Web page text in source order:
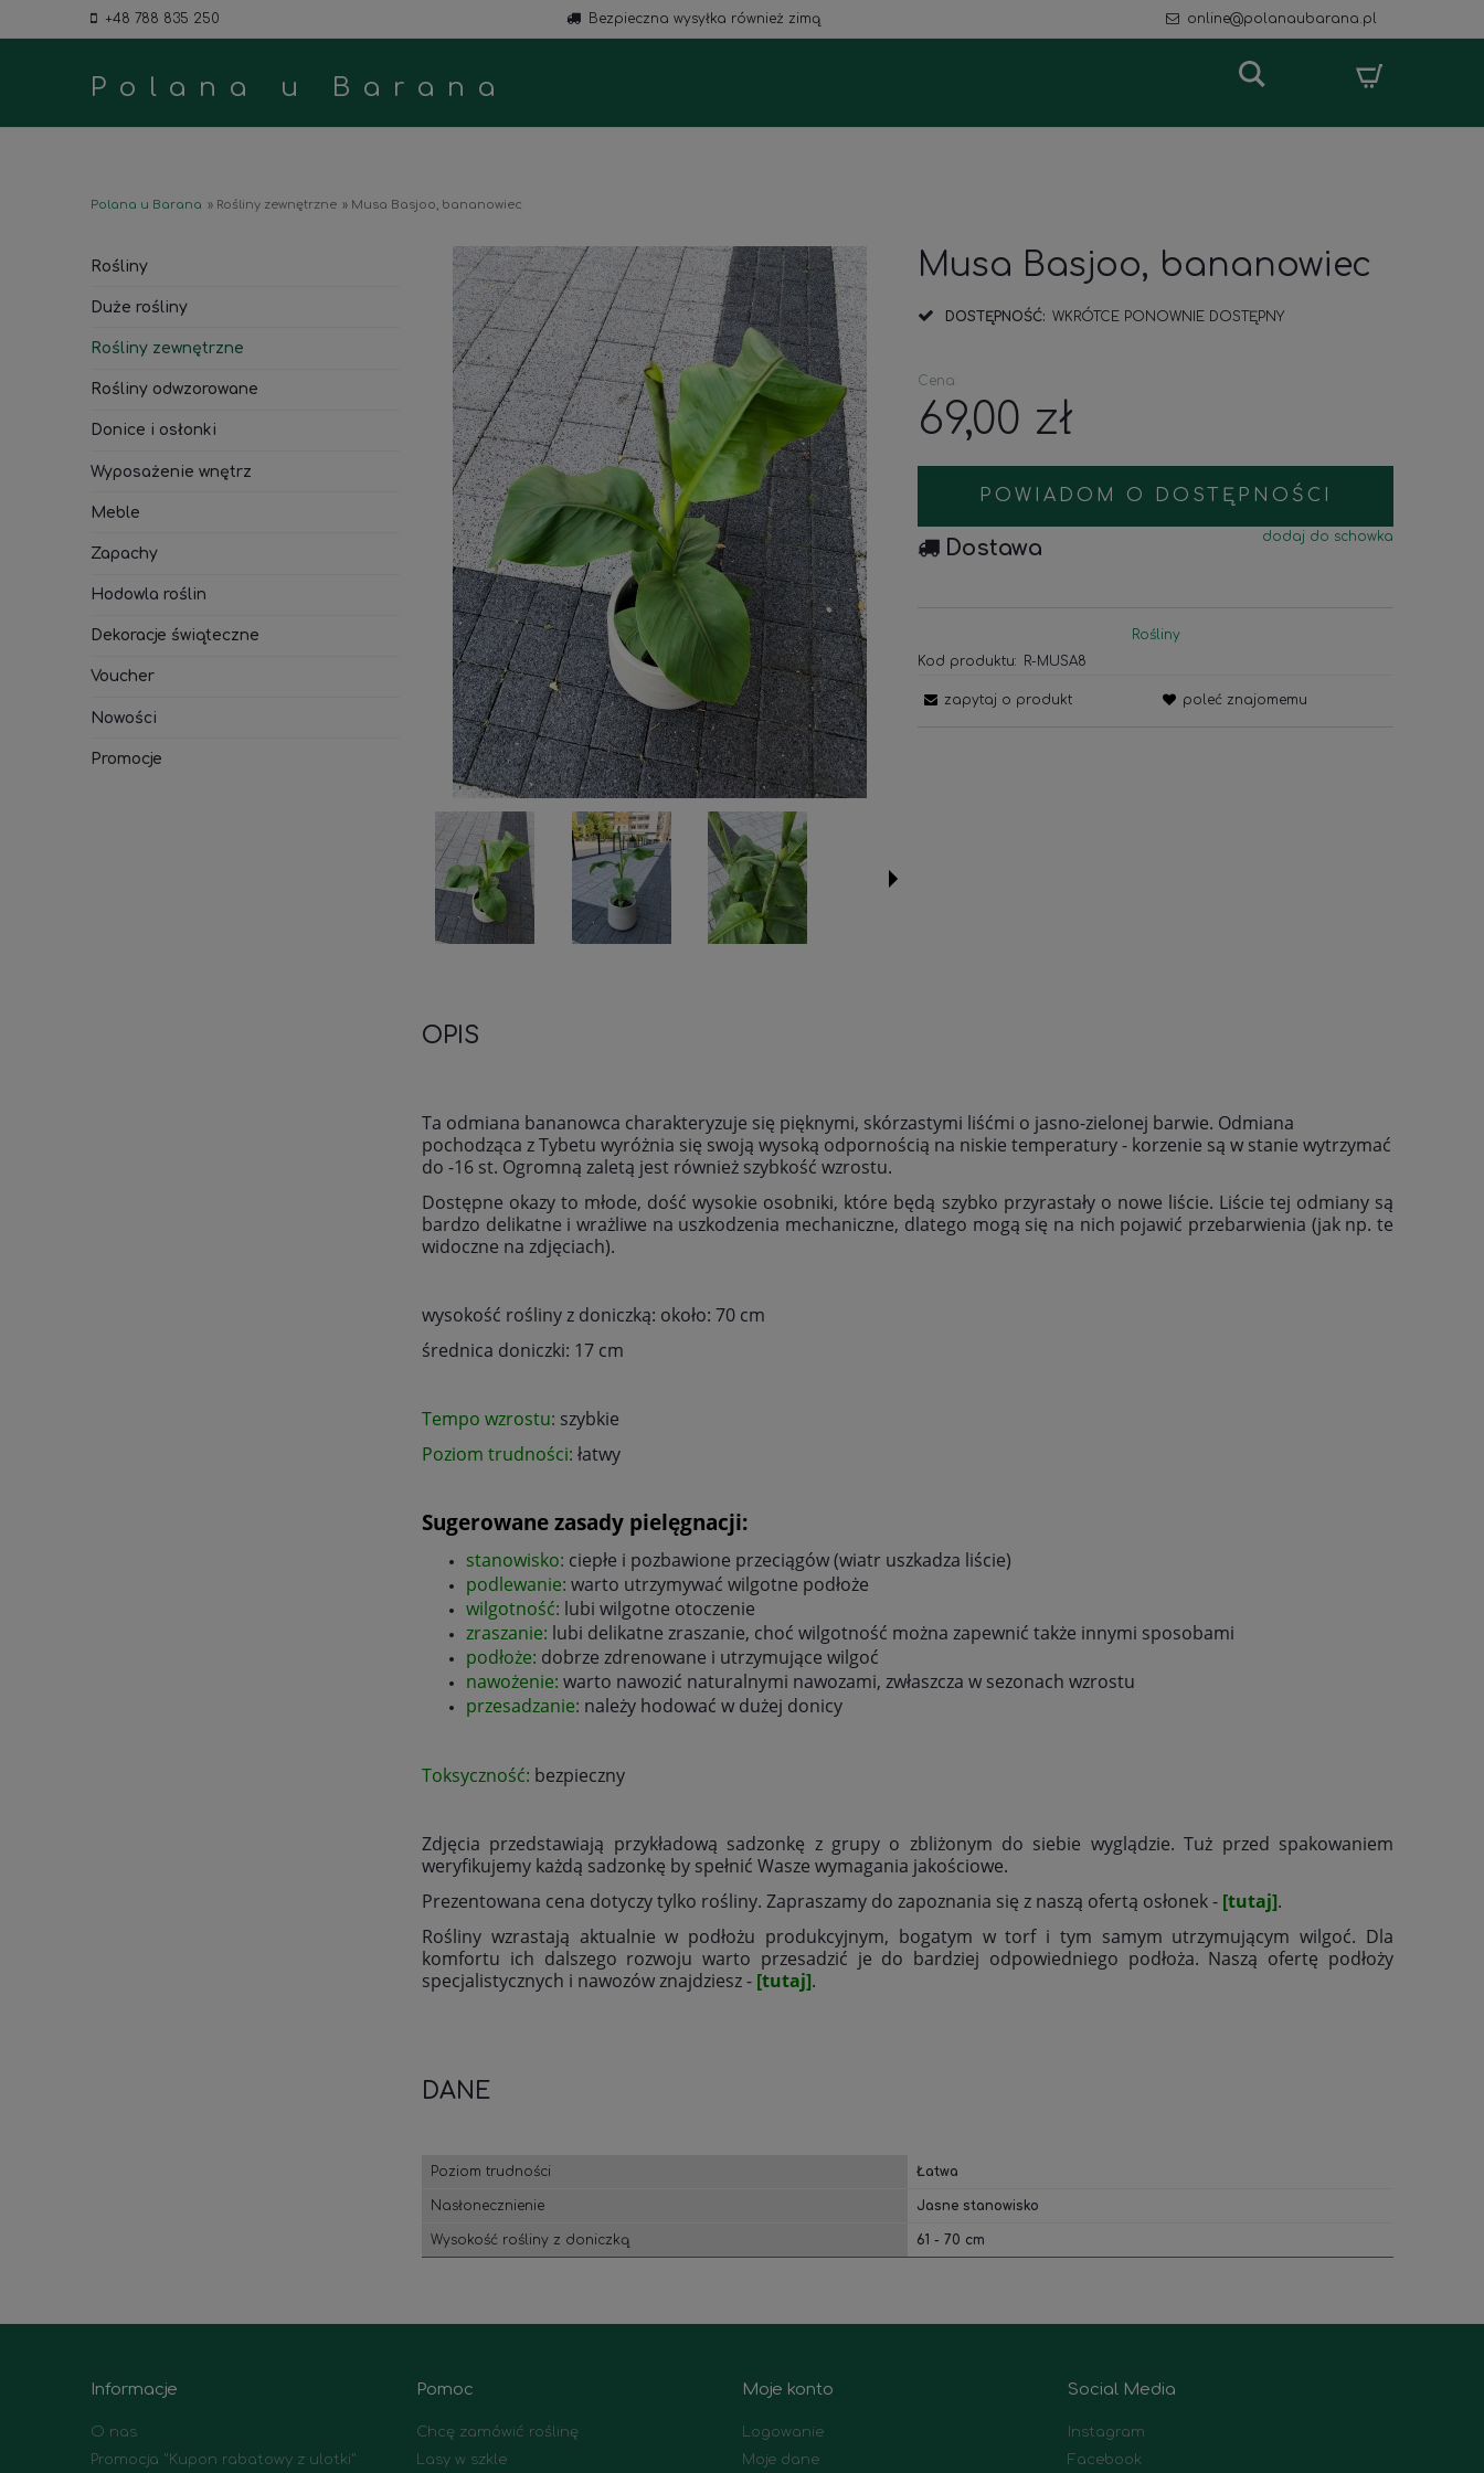
+48 788 835 250 Bezpieczna wysyłka również zimą online@polanaubarana.pl
Polana u Barana
Polana u Barana » Rośliny zewnętrzne » Musa Basjoo, bananowiec
Rośliny
Duże rośliny
Rośliny zewnętrzne
Rośliny odwzorowane
Donice i osłonki
Wyposażenie wnętrz
Meble
Zapachy
Hodowla roślin
Dekoracje świąteczne
Voucher
Nowości
Promocje
Musa Basjoo, bananowiec
DOSTĘPNOŚĆ: WKRÓTCE PONOWNIE DOSTĘPNY
Cena:
69,00 zł
POWIADOM O DOSTĘPNOŚCI
dodaj do schowka
Dostawa
Rośliny
Kod produktu:
R-MUSA8
zapytaj o produkt poleć znajomemu
OPIS
Ta odmiana bananowca charakteryzuje się pięknymi, skórzastymi liśćmi o jasno-zielonej barwie. Odmiana
pochodząca z Tybetu wyróżnia się swoją wysoką odpornością na niskie temperatury - korzenie są w stanie wytrzymać
do -16 st. Ogromną zaletą jest również szybkość wzrostu.
Dostępne okazy to młode, dość wysokie osobniki, które będą szybko przyrastały o nowe liście. Liście tej odmiany są
bardzo delikatne i wrażliwe na uszkodzenia mechaniczne, dlatego mogą się na nich pojawić przebarwienia (jak np. te
widoczne na zdjęciach).
wysokość rośliny z doniczką: około: 70 cm
średnica doniczki: 17 cm
Tempo wzrostu: szybkie
Poziom trudności: łatwy
Sugerowane zasady pielęgnacji:
stanowisko: ciepłe i pozbawione przeciągów (wiatr uszkadza liście)
podlewanie: warto utrzymywać wilgotne podłoże
wilgotność: lubi wilgotne otoczenie
zraszanie: lubi delikatne zraszanie, choć wilgotność można zapewnić także innymi sposobami
podłoże: dobrze zdrenowane i utrzymujące wilgoć
nawożenie: warto nawozić naturalnymi nawozami, zwłaszcza w sezonach wzrostu
przesadzanie: należy hodować w dużej donicy
Toksyczność: bezpieczny
Zdjęcia przedstawiają przykładową sadzonkę z grupy o zbliżonym do siebie wyglądzie. Tuż przed spakowaniem
weryfikujemy każdą sadzonkę by spełnić Wasze wymagania jakościowe.
Prezentowana cena dotyczy tylko rośliny. Zapraszamy do zapoznania się z naszą ofertą osłonek - [tutaj].
Rośliny wzrastają aktualnie w podłożu produkcyjnym, bogatym w torf i tym samym utrzymującym wilgoć. Dla
komfortu ich dalszego rozwoju warto przesadzić je do bardziej odpowiedniego podłoża. Naszą ofertę podłoży
specjalistycznych i nawozów znajdziesz - [tutaj].
DANE
Poziom trudności Łatwa
Nasłonecznienie Jasne stanowisko
Wysokość rośliny z doniczką 61 - 70 cm
Informacje
O nas
Promocja "Kupon rabatowy z ulotki"
Pomoc
Chcę zamówić roślinę
Lasy w szkle
Moje konto
Logowanie
Moje dane
Social Media
Instagram
Facebook